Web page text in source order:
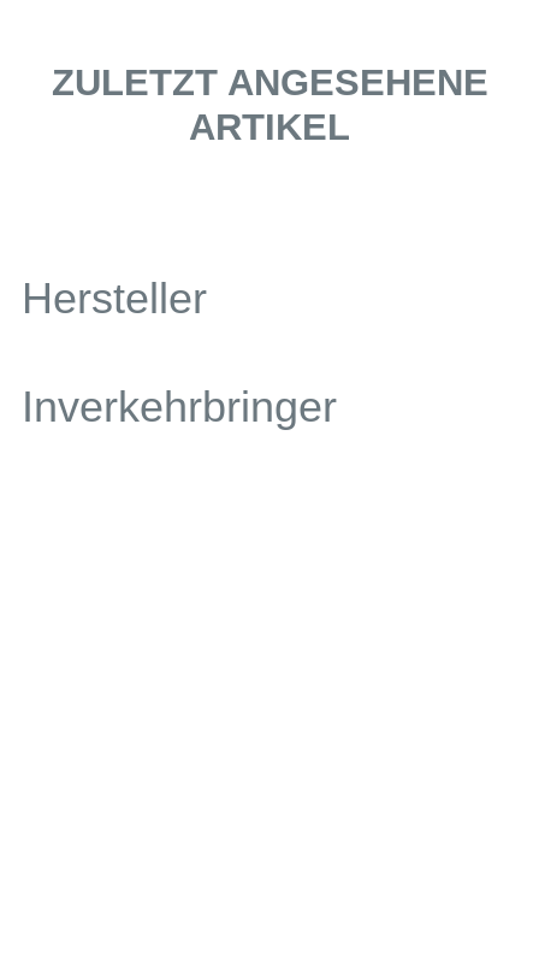
ZULETZT ANGESEHENE
ARTIKEL
Hersteller
Inverkehrbringer